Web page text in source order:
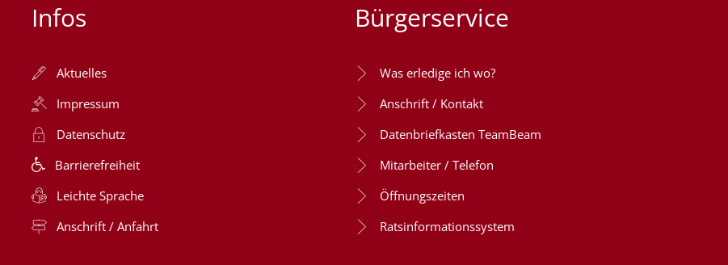
Infos
Aktuelles
Impressum
Datenschutz
Barrierefreiheit
Leichte Sprache
Anschrift / Anfahrt
Bürgerservice
Was erledige ich wo?
Anschrift / Kontakt
Datenbriefkasten TeamBeam
Mitarbeiter / Telefon
Öffnungszeiten
Ratsinformationssystem